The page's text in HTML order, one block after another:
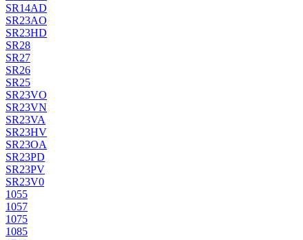
SR14AD
SR23AO
SR23HD
SR28
SR27
SR26
SR25
SR23VO
SR23VN
SR23VA
SR23HV
SR23OA
SR23PD
SR23PV
SR23V0
1055
1057
1075
1085